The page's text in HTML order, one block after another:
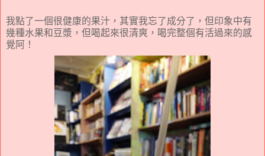
我點了一個很健康的果汁，其實我忘了成分了，但印象中有
幾種水果和豆漿，但喝起來很清爽，喝完整個有活過來的感
覺阿！